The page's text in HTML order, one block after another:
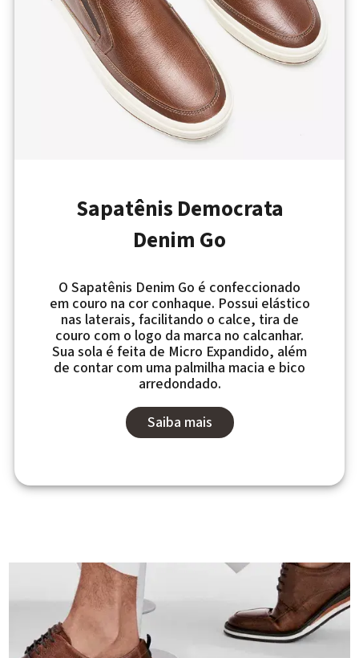
Sapatênis Democrata
Denim Go
O Sapatênis Denim Go é confeccionado
em couro na cor conhaque. Possui elástico
nas laterais, facilitando o calce, tira de
couro com o logo da marca no calcanhar.
Sua sola é feita de Micro Expandido, além
de contar com uma palmilha macia e bico
arredondado.
Saiba mais